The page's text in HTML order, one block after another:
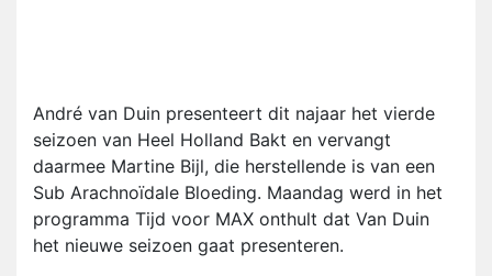
André van Duin presenteert dit najaar het vierde
seizoen van Heel Holland Bakt en vervangt
daarmee Martine Bijl, die herstellende is van een
Sub Arachnoïdale Bloeding. Maandag werd in het
programma Tijd voor MAX onthult dat Van Duin
het nieuwe seizoen gaat presenteren.